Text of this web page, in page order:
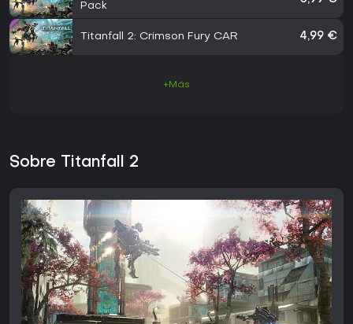
Pack
Titanfall 2: Crimson Fury CAR 4,99 €
+Más
Sobre Titanfall 2